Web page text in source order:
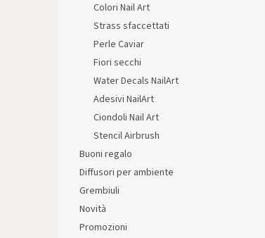
Colori Nail Art
Strass sfaccettati
Perle Caviar
Fiori secchi
Water Decals NailArt
Adesivi NailArt
Ciondoli Nail Art
Stencil Airbrush
Buoni regalo
Diffusori per ambiente
Grembiuli
Novità
Promozioni